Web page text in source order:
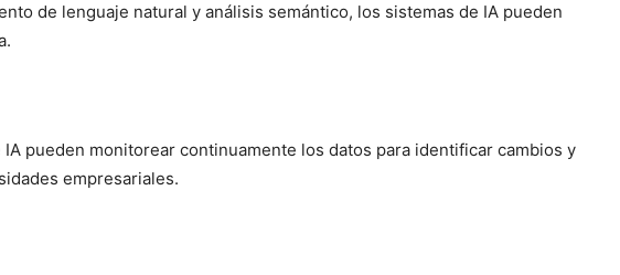
de lenguaje natural y análisis semántico, los sistemas de IA pueden
pueden monitorear continuamente los datos para identificar cambios y
empresariales.